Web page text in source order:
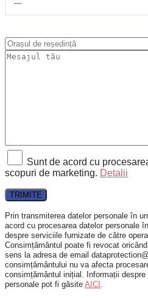
Sunt de acord cu
scopuri de marketing. Detalii
Prin transmiterea datelor personale în
acord cu procesarea datelor personale
despre serviciile furnizate de către
Consimțământul poate fi revocat
sens la adresa de email
consimțământului nu va afecta
consimțământul inițial. Informații
personale pot fi găsite AICI .